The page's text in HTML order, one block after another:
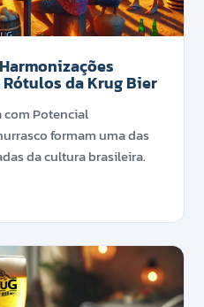
da Krug Bier
com Potencial
formam uma das
da cultura brasileira.